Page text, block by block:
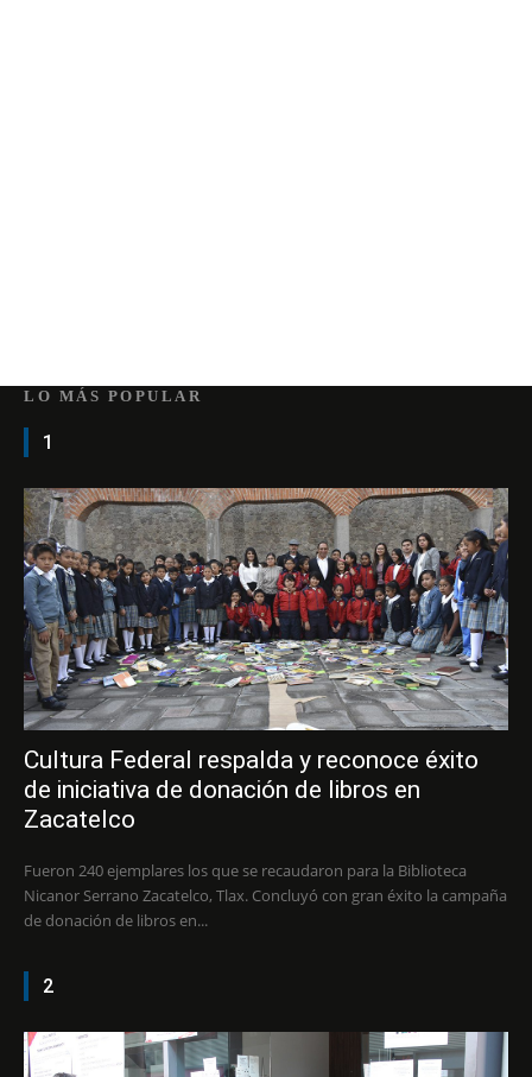
LO MÁS POPULAR
1
Cultura Federal respalda y reconoce éxito
de iniciativa de donación de libros en
Zacatelco
Fueron 240 ejemplares los que se recaudaron para la Biblioteca
Nicanor Serrano Zacatelco, Tlax. Concluyó con gran éxito la campaña
de donación de libros en...
2